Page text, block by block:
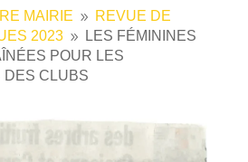
MAIRIE 9
REVUE DE
2023 9
LES FÉMININES
POUR LES
DES CLUBS